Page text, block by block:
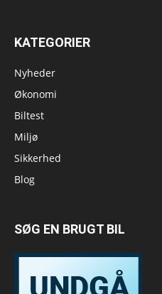
KATEGORIER
Nyheder
Økonomi
Biltest
Miljø
Sikkerhed
Blog
SØG EN BRUGT BIL